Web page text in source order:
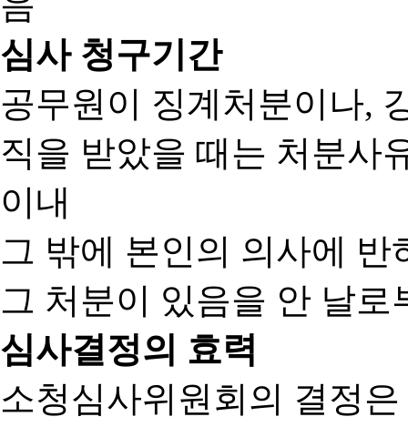
심사 청구기간
공무원이 징계처분이나,
직을 받았을 때는 처분사
이내
그 밖에 본인의 의사에
그 처분이 있음을 안 날로
심사결정의 효력
소청심사위원회의 결정